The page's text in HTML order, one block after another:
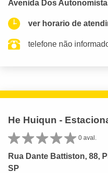
Avenida Dos
ver horario de
telefone não
He Huiqun -
0 aval.
Rua Dante Battiston, 88,
SP